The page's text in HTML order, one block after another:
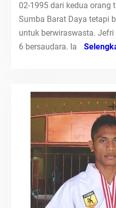
02-1995 dari kedua orang
Sumba Barat Daya tetapi
untuk berwiraswasta.
6 bersaudara. Ia